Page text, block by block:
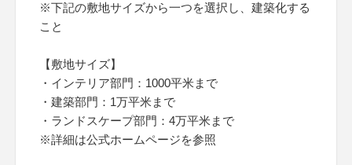
※下記の敷地サイズから一つを選択し、建築化する
こと
【敷地サイズ】
・インテリア部門：1000平米まで
・建築部門：1万平米まで
・ランドスケープ部門：4万平米まで
※詳細は公式ホームページを参照